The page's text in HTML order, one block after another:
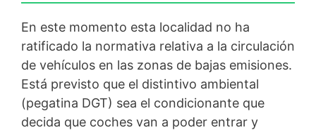
En este momento esta localidad no ha
ratificado la normativa relativa a la circulación
de vehículos en las zonas de bajas emisiones.
Está previsto que el distintivo ambiental
(pegatina DGT) sea el condicionante que
decida que coches van a poder entrar y